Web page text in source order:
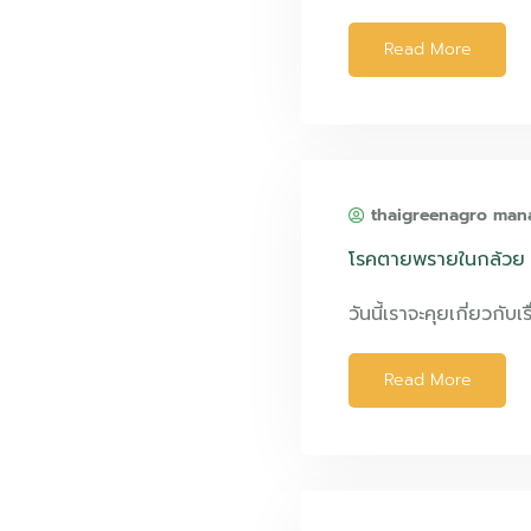
Read More
thaigreenagro
โรคตายพรายในกล้วย
วันนี้เราจะคุยเกี่ยวกับ
Read More